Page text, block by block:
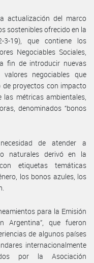
actualización del marco
sostenibles ofrecido en la
3-19), que contiene los
Negociables Sociales,
fin de introducir nuevas
negociables que
proyectos con impacto
métricas ambientales,
denominados “bonos
de atender a
naturales derivó en la
etiquetas temáticas
los bonos azules, los
para la Emisión
Argentina”, que fueron
de algunos países
internacionalmente
por la Asociación